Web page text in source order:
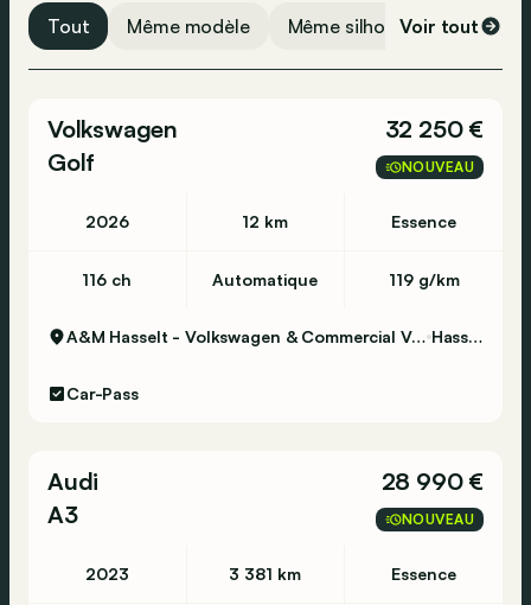
Airbag arrière
Tout Même modèle Même silhouette Même
Voir tout
Volkswagen
Golf
32 250 €
NOUVEAU
2026 12 km Essence
116 ch Automatique 119 g/km
A&M Hasselt - Volkswagen & Commercial Vehicles Hasselt
Car-Pass
Audi
A3
28 990 €
NOUVEAU
2023 3 381 km Essence